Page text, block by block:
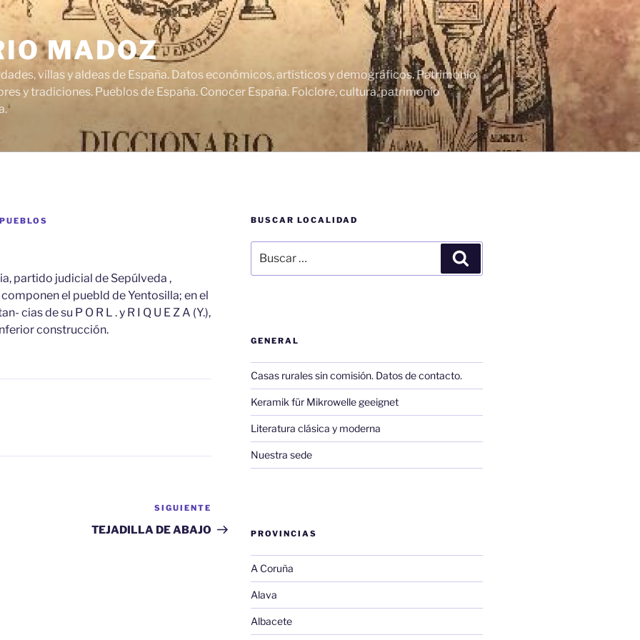
MADOZ
villas y aldeas de España. Datos económicos, artísticos y demográficos. Patrimonio
y tradiciones. Pueblos de España. Conocer España. Folclore, cultura, patrimonio
partido judicial de Sepúlveda ,
el puebld de Yentosilla; en el
cias de su P O R L . y R I Q U E Z A (Y.),
construcción.
entrada
SIGUIENTE
TEJADILLA DE ABAJO
BUSCAR LOCALIDAD
por:
GENERAL
Casas rurales sin comisión. Datos de contacto.
Keramik für Mikrowelle geeignet
Literatura clásica y moderna
Nuestra sede
PROVINCIAS
A Coruña
Alava
Albacete